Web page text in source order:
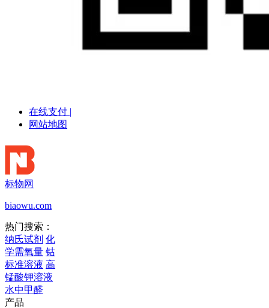
在线支付 |
网站地图
标物网
biaowu.com
热门搜索：
纳氏试剂 化
学需氧量 钴
标准溶液 高
锰酸钾溶液
水中甲醛
产品